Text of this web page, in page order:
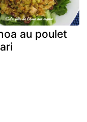
au poulet